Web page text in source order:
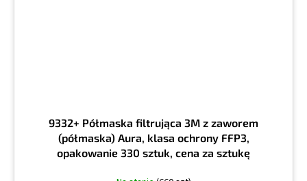
9332+ Półmaska filtrująca 3M z zaworem
(półmaska) Aura, klasa ochrony FFP3,
opakowanie 330 sztuk, cena za sztukę